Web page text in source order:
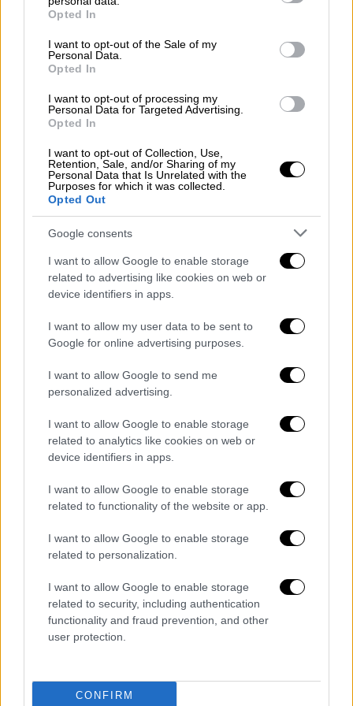
grant or deny consent to Google and its third-party tags to
use your data for below specified purposes in below Google
consent section.
Opted In
I want to opt-out of the Sale of my
Personal Data.
Opted In
I want to opt-out of processing my
Personal Data for Targeted Advertising.
Opted In
I want to opt-out of Collection, Use,
Retention, Sale, and/or Sharing of my
Personal Data that Is Unrelated with the
Purposes for which it was collected.
Opted Out
Google consents
I want to allow Google to enable storage
related to advertising like cookies on web or
device identifiers in apps.
I want to allow my user data to be sent to
Google for online advertising purposes.
I want to allow Google to send me
personalized advertising.
I want to allow Google to enable storage
related to analytics like cookies on web or
device identifiers in apps.
I want to allow Google to enable storage
related to functionality of the website or app.
I want to allow Google to enable storage
related to personalization.
I want to allow Google to enable storage
related to security, including authentication
functionality and fraud prevention, and other
user protection.
CONFIRM
«Συνηθίσαμε στην αβεβαιότητα»
Ο καθηγητής ΜΜΕ και Επικοινωνίας του
ΑΠΘ αναφέρει ακόμα ότι, πέρα από τις
εξελίξεις στον Περσικό κόλπο, είναι πολύ
σημαντικές οι εξελίξεις και στο νότιο
Λίβανο, αφού το Ιράν συσχετίζει άμεσα τη
δική του στάση με τη συνέχιση ή μη των
χτυπημάτων του Ισραήλ κατά της
Σημειώνει, παράλληλα, ότι
έναρξη του πολέμου θα συνεχιστεί και
ολοένα και περισσότερο οι κοινωνίες θα
«Βιώνουμε μία διαφορετική κατάσταση σε
σύγκριση με την περίοδο της έναρξης του
πολέμου. Είμαστε προφανώς σε χειρότερη
κατάσταση, από τη στιγμή που συνεχίζονται
οι εχθροπραξίες και έχουν επεκταθεί και
στο νότιο Λίβανο αλλά είμαστε καλύτερα, σε
ό,τι αφορά το γεγονός ότι έχουμε συνηθίσει
αυτήν την αβεβαιότητα, η οποία, βέβαια,
μία, δύο, τέσσερις ή πέντε εβδομάδες θα